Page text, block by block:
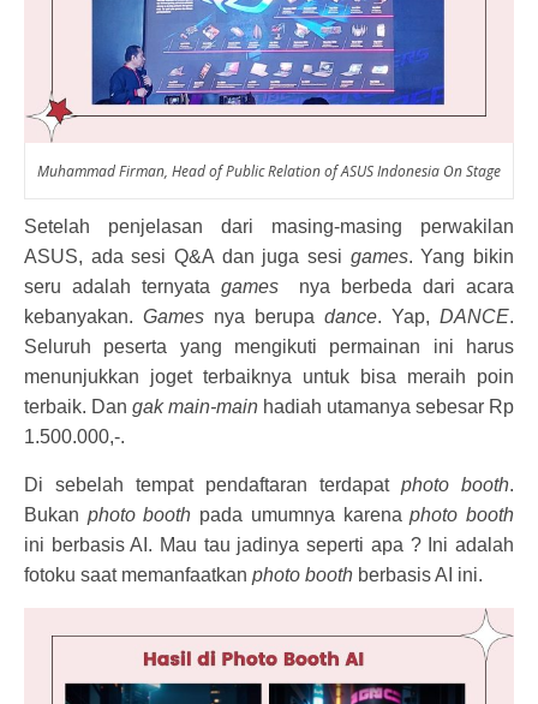
Muhammad Firman, Head of Public Relation of ASUS Indonesia On Stage
Setelah penjelasan dari masing-masing perwakilan
ASUS, ada sesi Q&A dan juga sesi games. Yang bikin
seru adalah ternyata games
nya berbeda dari acara
kebanyakan. Games nya berupa dance. Yap, DANCE.
Seluruh peserta yang mengikuti permainan ini harus
menunjukkan joget terbaiknya untuk bisa meraih poin
terbaik. Dan gak main-main hadiah utamanya sebesar Rp
1.500.000,-.
Di sebelah tempat pendaftaran terdapat photo booth.
Bukan photo booth pada umumnya karenaphoto booth
ini berbasis AI. Mau tau jadinya seperti apa ? Ini adalah
fotoku saat memanfaatkan photo booth berbasis AI ini.